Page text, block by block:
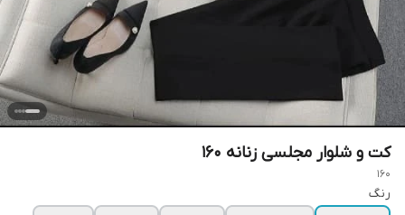
کت و شلوار مجلسی زنانه ۱۶۰
160
رنگ